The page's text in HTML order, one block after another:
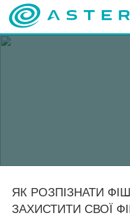
ЯК РОЗПІЗНАТИ
ЗАХИСТИТИ СВОЇ